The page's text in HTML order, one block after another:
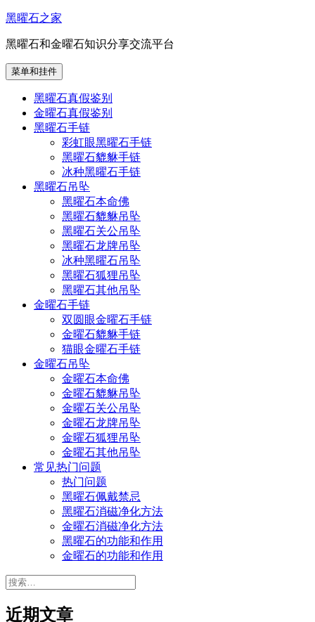
跳
内
容
黑曜石之家
黑曜石和金曜石知识分享交流平台
菜单和挂件
黑曜石真假鉴别
金曜石真假鉴别
黑曜石手链
彩虹眼黑曜石手链
黑曜石貔貅手链
冰种黑曜石手链
黑曜石吊坠
黑曜石本命佛
黑曜石貔貅吊坠
黑曜石关公吊坠
黑曜石龙牌吊坠
冰种黑曜石吊坠
黑曜石狐狸吊坠
黑曜石其他吊坠
金曜石手链
双圆眼金曜石手链
金曜石貔貅手链
猫眼金曜石手链
金曜石吊坠
金曜石本命佛
金曜石貔貅吊坠
金曜石关公吊坠
金曜石龙牌吊坠
金曜石狐狸吊坠
金曜石其他吊坠
常见热门问题
热门问题
黑曜石佩戴禁忌
黑曜石消磁净化方法
金曜石消磁净化方法
黑曜石的功能和作用
金曜石的功能和作用
搜
近期文章